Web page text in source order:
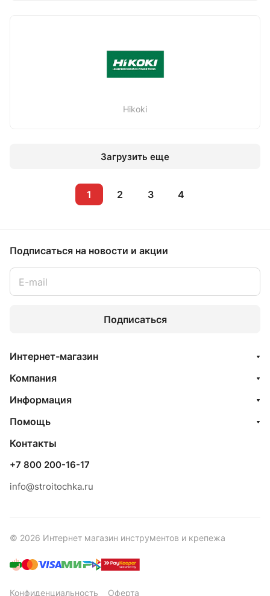
Hikoki
Загрузить еще
1 2 3 4
Подписаться на новости и акции
Подписаться
Интернет-магазин
Компания
Информация
Помощь
Контакты
+7 800 200-16-17
info@stroitochka.ru
© 2026 Интернет магазин инструментов и крепежа
Конфиденциальность Оферта